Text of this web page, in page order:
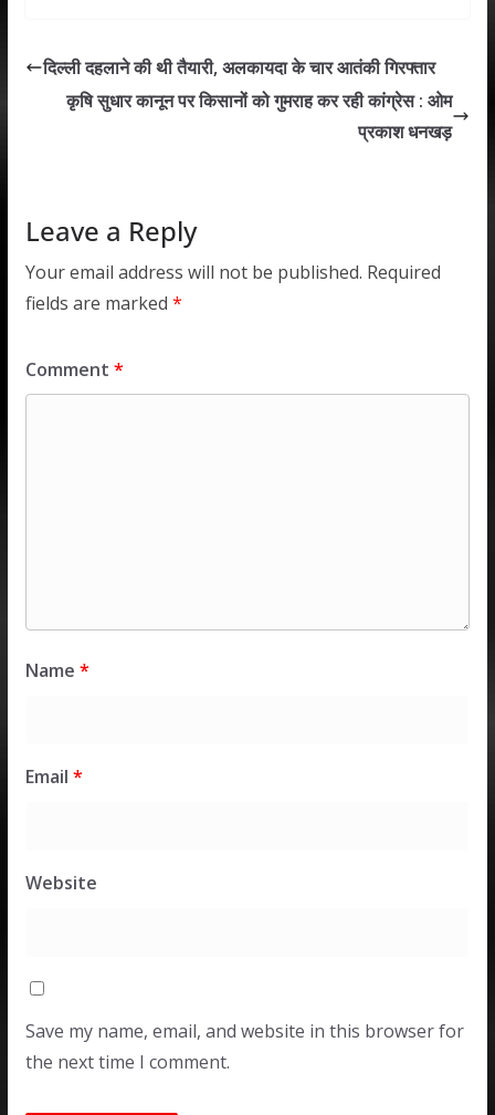
s
A
b
o
er e
dI
l e
दिल्ली दहलाने की थी तैयारी, अलकायदा के चार आतंकी गिरफ्तार
कृषि सुधार कानून पर किसानों को गुमराह कर रही कांग्रेस : ओम
प्रकाश धनखड़
Leave a Reply
Your email address will not be published. Required
fields are marked *
Comment *
Name *
Email *
Website
Save my name, email, and website in this browser for
the next time I comment.